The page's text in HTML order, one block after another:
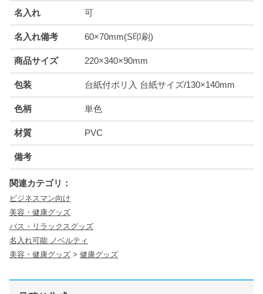
名入れ 可
名入れ備考 60×70mm(S印刷)
商品サイズ 220×340×90mm
包装 台紙付ポリ入 台紙サイズ/130×140mm
色柄 単色
材質 PVC
備考
関連カテゴリ：
ビジネスマン向け
美容・健康グッズ
バス・リラックスグッズ
名入れ可能 ノベルティ
美容・健康グッズ > 健康グッズ